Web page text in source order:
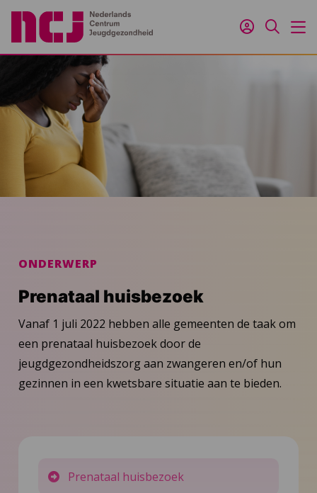
Inloggen
Zoeken
ONDERWERP
Prenataal huisbezoek
Vanaf 1 juli 2022 hebben alle gemeenten de taak om
een prenataal huisbezoek door de
jeugdgezondheidszorg aan zwangeren en/of hun
gezinnen in een kwetsbare situatie aan te bieden.
Prenataal huisbezoek